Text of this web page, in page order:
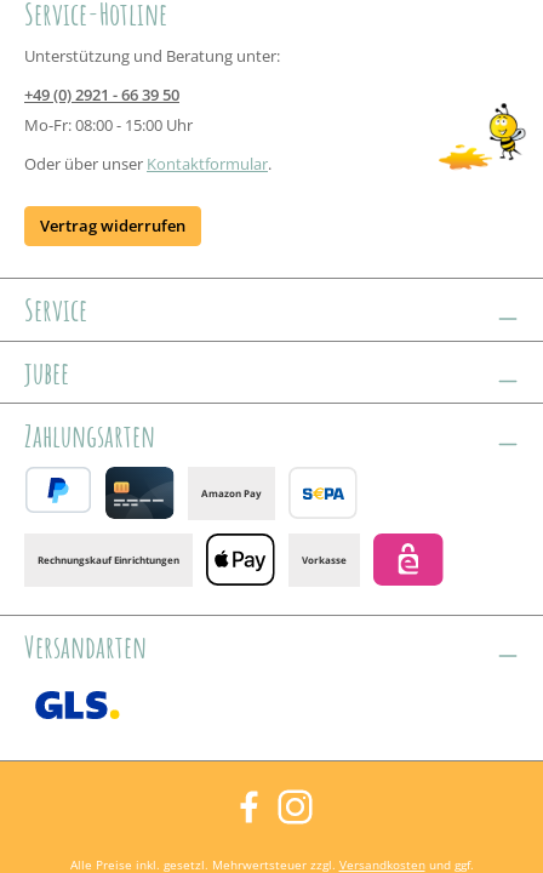
Service-Hotline
Unterstützung und Beratung unter:
+49 (0) 2921 - 66 39 50
Mo-Fr: 08:00 - 15:00 Uhr
Oder über unser Kontaktformular.
Vertrag widerrufen
Service
jubee
Zahlungsarten
Amazon Pay
Banktransfer
Rechnungskauf Einrichtungen Vorkasse
Versandarten
FacebookInstagram
Alle Preise inkl. gesetzl. Mehrwertsteuer zzgl. Versandkostenund ggf.